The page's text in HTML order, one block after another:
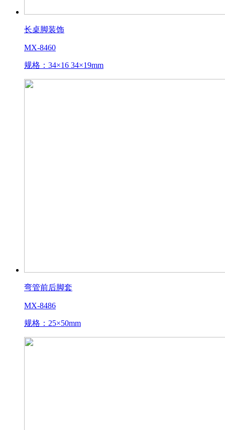
长桌脚装饰
MX-8460
规格：34×16 34×19mm
弯管前后脚套
MX-8486
规格：25×50mm